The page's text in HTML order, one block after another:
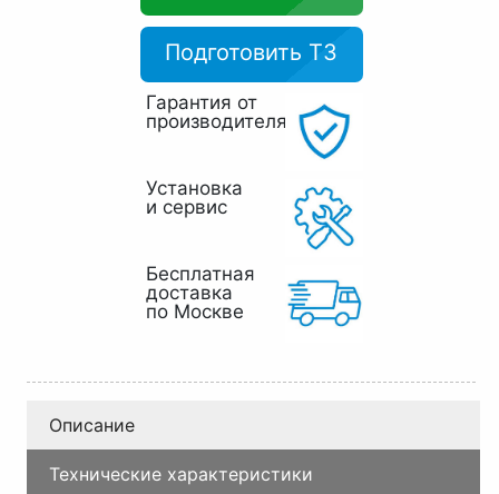
Подготовить ТЗ
Гарантия от
производителя
Установка
и сервис
Бесплатная
доставка
по Москве
Описание
Технические характеристики